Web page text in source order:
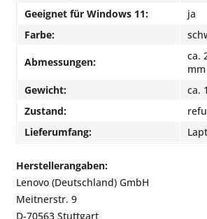
Geeignet für Windows 11:
ja
Farbe:
Abmessungen:
ca.
Gewicht:
ca.
Zustand:
Lieferumfang:
Herstellerangaben:
Lenovo (Deutschland) GmbH
Meitnerstr. 9
D-70563 Stuttgart